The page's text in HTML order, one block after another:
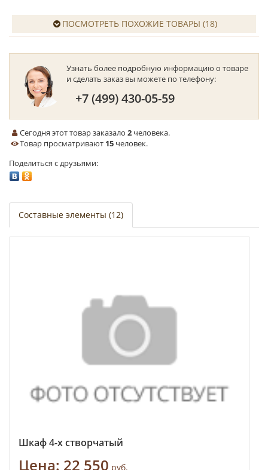
ПОСМОТРЕТЬ ПОХОЖИЕ ТОВАРЫ (18)
Узнать более подробную информацию о товаре
и сделать заказ вы можете по телефону:
+7 (499) 430-05-59
Сегодня этот товар заказало2 человека.
Товар просматривают 15 человек.
Поделиться с друзьями:
Составные элементы (12)
Шкаф 4-х створчатый
Цена: 22 550 руб.